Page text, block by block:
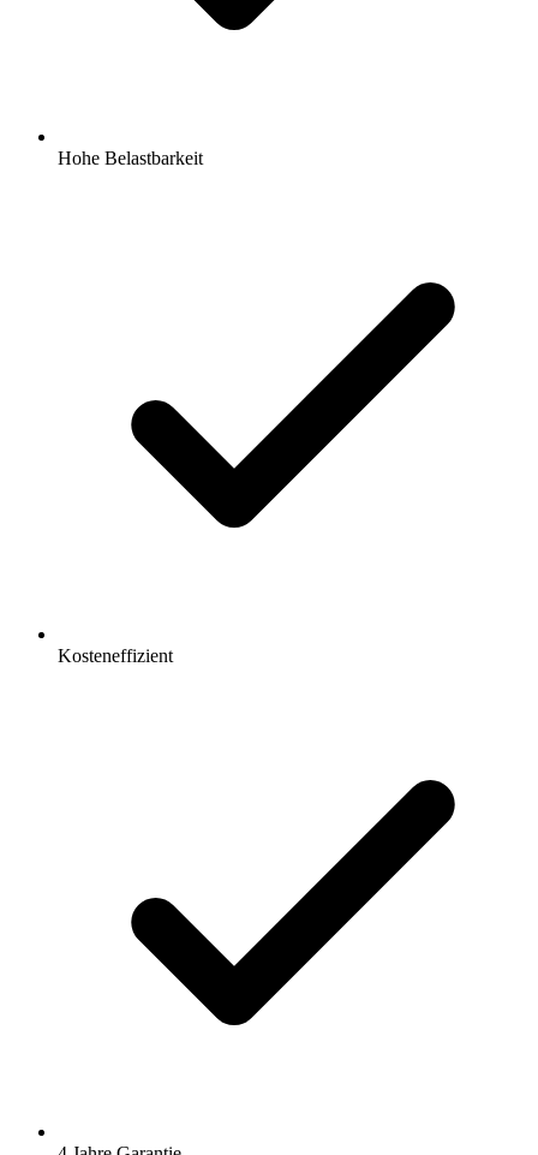
Hohe Belastbarkeit
Kosteneffizient